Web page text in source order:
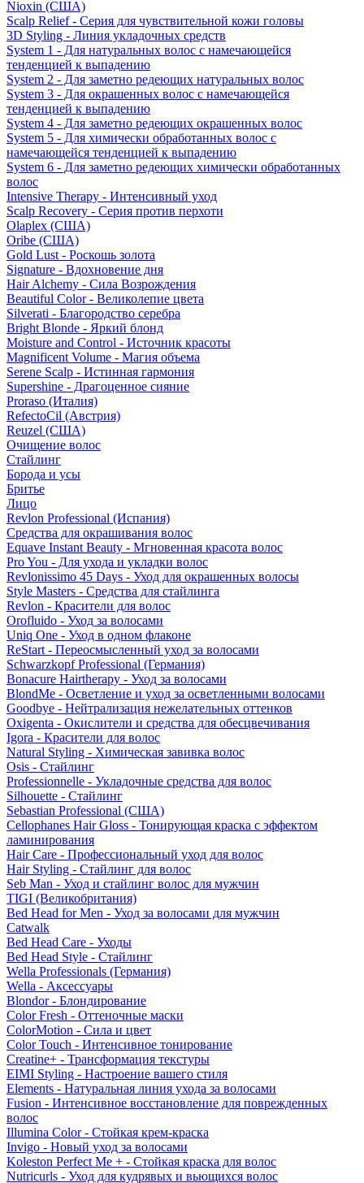
Nioxin (США)
Scalp Relief - Серия для чувствительной кожи головы
3D Styling - Линия укладочных средств
System 1 - Для натуральных волос с намечающейся
тенденцией к выпадению
System 2 - Для заметно редеющих натуральных волос
System 3 - Для окрашенных волос с намечающейся
тенденцией к выпадению
System 4 - Для заметно редеющих окрашенных волос
System 5 - Для химически обработанных волос с
намечающейся тенденцией к выпадению
System 6 - Для заметно редеющих химически обработанных
волос
Intensive Therapy - Интенсивный уход
Scalp Recovery - Серия против перхоти
Olaplex (США)
Oribe (США)
Gold Lust - Роскошь золота
Signature - Вдохновение дня
Hair Alchemy - Сила Возрождения
Beautiful Color - Великолепие цвета
Silverati - Благородство серебра
Bright Blonde - Яркий блонд
Moisture and Control - Источник красоты
Magnificent Volume - Магия объема
Serene Scalp - Истинная гармония
Supershine - Драгоценное сияние
Proraso (Италия)
RefectoCil (Австрия)
Reuzel (США)
Очищение волос
Стайлинг
Борода и усы
Бритье
Лицо
Revlon Professional (Испания)
Средства для окрашивания волос
Equave Instant Beauty - Мгновенная красота волос
Pro You - Для ухода и укладки волос
Revlonissimo 45 Days - Уход для окрашенных волосы
Style Masters - Средства для стайлинга
Revlon - Красители для волос
Orofluido - Уход за волосами
Uniq One - Уход в одном флаконе
ReStart - Переосмысленный уход за волосами
Schwarzkopf Professional (Германия)
Bonacure Hairtherapy - Уход за волосами
BlondMe - Осветление и уход за осветленными волосами
Goodbye - Нейтрализация нежелательных оттенков
Oxigenta - Окислители и средства для обесцвечивания
Igora - Красители для волос
Natural Styling - Химическая завивка волос
Osis - Стайлинг
Professionnelle - Укладочные средства для волос
Silhouette - Стайлинг
Sebastian Professional (США)
Cellophanes Hair Gloss - Тонирующая краска с эффектом
ламинирования
Hair Care - Профессиональный уход для волос
Hair Styling - Стайлинг для волос
Seb Man - Уход и стайлинг волос для мужчин
TIGI (Великобритания)
Bed Head for Men - Уход за волосами для мужчин
Catwalk
Bed Head Care - Уходы
Bed Head Style - Стайлинг
Wella Professionals (Германия)
Wella - Аксессуары
Blondor - Блондирование
Color Fresh - Оттеночные маски
ColorMotion - Сила и цвет
Color Touch - Интенсивное тонирование
Creatine+ - Трансформация текстуры
EIMI Styling - Настроение вашего стиля
Elements - Натуральная линия ухода за волосами
Fusion - Интенсивное восстановление для поврежденных
волос
Illumina Color - Стойкая крем-краска
Invigo - Новый уход за волосами
Koleston Perfect Me + - Стойкая краска для волос
Nutricurls - Уход для кудрявых и вьющихся волос